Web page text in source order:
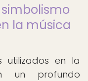
la música
utilizados en la
un profundo